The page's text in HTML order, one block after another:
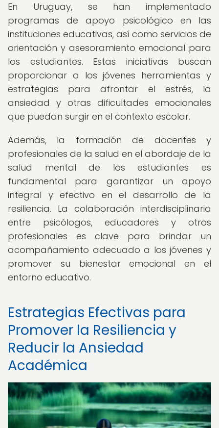
En Uruguay, se han implementado
programas de apoyo psicológico en las
instituciones educativas, así como servicios de
orientación y asesoramiento emocional para
los estudiantes. Estas iniciativas buscan
proporcionar a los jóvenes herramientas y
estrategias para afrontar el estrés, la
ansiedad y otras dificultades emocionales
que puedan surgir en el contexto escolar.
Además, la formación de docentes y
profesionales de la salud en el abordaje de la
salud mental de los estudiantes es
fundamental para garantizar un apoyo
integral y efectivo en el desarrollo de la
resiliencia. La colaboración interdisciplinaria
entre psicólogos, educadores y otros
profesionales es clave para brindar un
acompañamiento adecuado a los jóvenes y
promover su bienestar emocional en el
entorno educativo.
Estrategias Efectivas para
Promover la Resiliencia y
Reducir la Ansiedad
Académica